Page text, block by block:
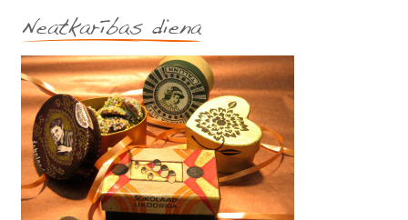
Neatkarības diena